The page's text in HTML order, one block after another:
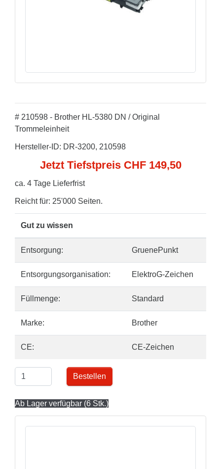
# 210598 - Brother HL-5380 DN / Original
Trommeleinheit
Hersteller-ID: DR-3200, 210598
Jetzt Tiefstpreis CHF 149,50
ca. 4 Tage Lieferfrist
Reicht für: 25'000 Seiten.
Gut zu wissen
Entsorgung: GruenePunkt
Entsorgungsorganisation: ElektroG-Zeichen
Füllmenge: Standard
Marke: Brother
CE: CE-Zeichen
Bestellen
Ab Lager verfügbar (6 Stk.)